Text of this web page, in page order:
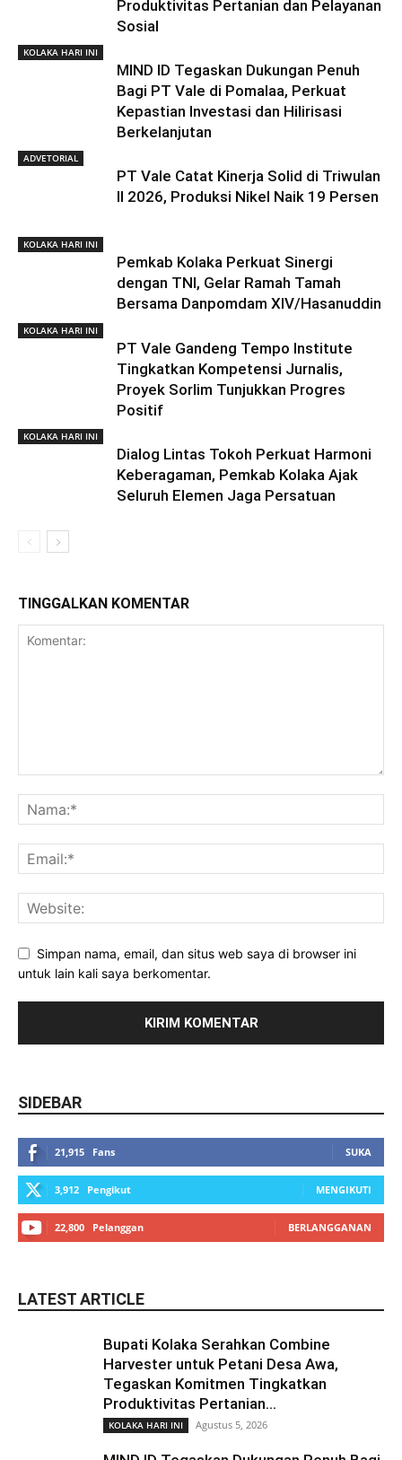
Produktivitas Pertanian dan Pelayanan
Sosial
KOLAKA HARI INI
MIND ID Tegaskan Dukungan Penuh
Bagi PT Vale di Pomalaa, Perkuat
Kepastian Investasi dan Hilirisasi
Berkelanjutan
ADVETORIAL
PT Vale Catat Kinerja Solid di Triwulan
II 2026, Produksi Nikel Naik 19 Persen
KOLAKA HARI INI
Pemkab Kolaka Perkuat Sinergi
dengan TNI, Gelar Ramah Tamah
Bersama Danpomdam XIV/Hasanuddin
KOLAKA HARI INI
PT Vale Gandeng Tempo Institute
Tingkatkan Kompetensi Jurnalis,
Proyek Sorlim Tunjukkan Progres
Positif
KOLAKA HARI INI
Dialog Lintas Tokoh Perkuat Harmoni
Keberagaman, Pemkab Kolaka Ajak
Seluruh Elemen Jaga Persatuan
TINGGALKAN KOMENTAR
Simpan nama, email, dan situs web saya di browser ini
untuk lain kali saya berkomentar.
SIDEBAR
21,915 Fans SUKA
3,912 Pengikut MENGIKUTI
22,800 Pelanggan BERLANGGANAN
LATEST ARTICLE
Bupati Kolaka Serahkan Combine
Harvester untuk Petani Desa Awa,
Tegaskan Komitmen Tingkatkan
Produktivitas Pertanian...
KOLAKA HARI INI Agustus 5, 2026